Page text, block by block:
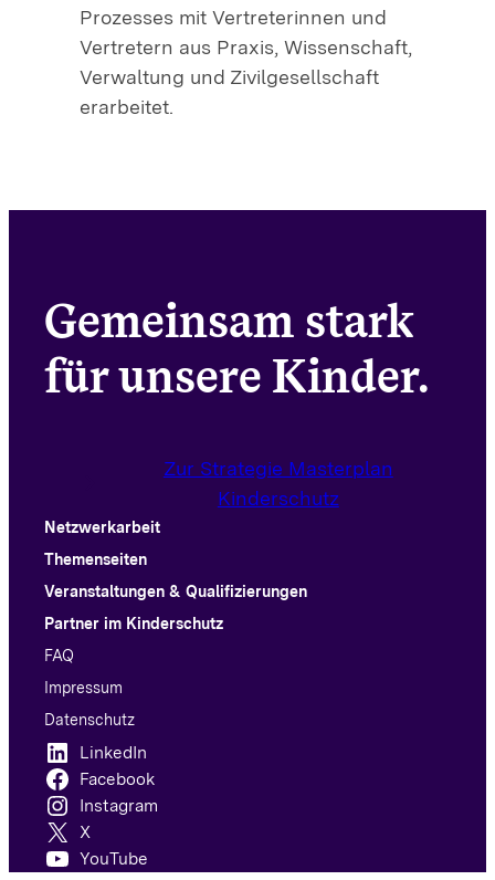
Prozesses mit Vertreterinnen und
Vertretern aus Praxis, Wissenschaft,
Verwaltung und Zivilgesellschaft
erarbeitet.
Gemeinsam stark
für unsere Kinder.
Zur Strategie Masterplan
Kinderschutz
Netzwerkarbeit
Themenseiten
Veranstaltungen & Qualifizierungen
Partner im Kinderschutz
FAQ
Impressum
Datenschutz
LinkedIn
Facebook
Instagram
X
YouTube